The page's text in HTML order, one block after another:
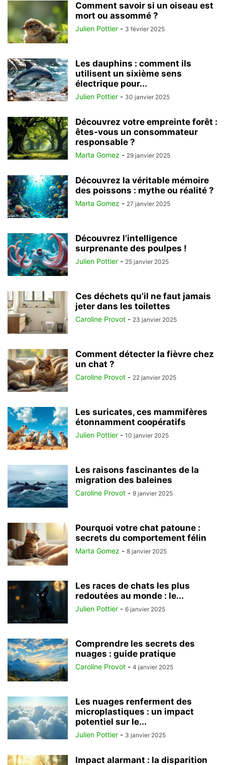
Comment savoir si un oiseau est
mort ou assommé ?
Julien Pottier - 3 février 2025
Les dauphins : comment ils
utilisent un sixième sens
électrique pour...
Julien Pottier - 30 janvier 2025
Découvrez votre empreinte forêt :
êtes-vous un consommateur
responsable ?
Marta Gomez - 29 janvier 2025
Découvrez la véritable mémoire
des poissons : mythe ou réalité ?
Marta Gomez - 27 janvier 2025
Découvrez l’intelligence
surprenante des poulpes !
Julien Pottier - 25 janvier 2025
Ces déchets qu’il ne faut jamais
jeter dans les toilettes
Caroline Provot - 23 janvier 2025
Comment détecter la fièvre chez
un chat ?
Caroline Provot - 22 janvier 2025
Les suricates, ces mammifères
étonnamment coopératifs
Julien Pottier - 10 janvier 2025
Les raisons fascinantes de la
migration des baleines
Caroline Provot - 9 janvier 2025
Pourquoi votre chat patoune :
secrets du comportement félin
Marta Gomez - 8 janvier 2025
Les races de chats les plus
redoutées au monde : le...
Julien Pottier - 6 janvier 2025
Comprendre les secrets des
nuages : guide pratique
Caroline Provot - 4 janvier 2025
Les nuages renferment des
microplastiques : un impact
potentiel sur le...
Julien Pottier - 3 janvier 2025
Impact alarmant : la disparition